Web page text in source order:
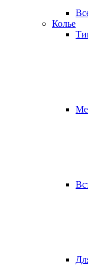
Колье